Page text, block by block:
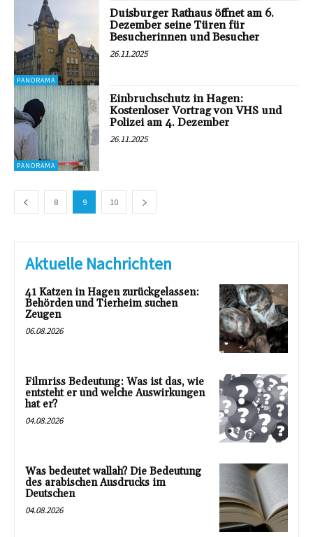
PANORAMA
Duisburger Rathaus öffnet am 6.
Dezember seine Türen für
Besucherinnen und Besucher
26.11.2025
PANORAMA
Einbruchschutz in Hagen:
Kostenloser Vortrag von VHS und
Polizei am 4. Dezember
26.11.2025
8 9 10
Aktuelle Nachrichten
41 Katzen in Hagen zurückgelassen:
Behörden und Tierheim suchen
Zeugen
06.08.2026
Filmriss Bedeutung: Was ist das, wie
entsteht er und welche Auswirkungen
hat er?
04.08.2026
Was bedeutet wallah? Die Bedeutung
des arabischen Ausdrucks im
Deutschen
04.08.2026